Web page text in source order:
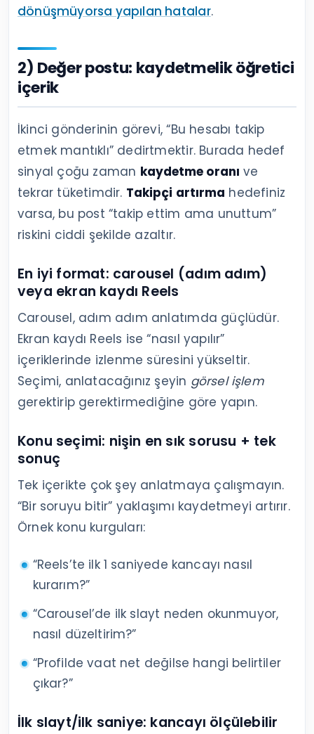
dönüşmüyorsa yapılan hatalar.
2) Değer postu: kaydetmelik öğretici
içerik
İkinci gönderinin görevi, “Bu hesabı takip
etmek mantıklı” dedirtmektir. Burada hedef
sinyal çoğu zaman kaydetme oranı ve
tekrar tüketimdir. Takipçi artırma hedefiniz
varsa, bu post “takip ettim ama unuttum”
riskini ciddi şekilde azaltır.
En iyi format: carousel (adım adım)
veya ekran kaydı Reels
Carousel, adım adım anlatımda güçlüdür.
Ekran kaydı Reels ise “nasıl yapılır”
içeriklerinde izlenme süresini yükseltir.
Seçimi, anlatacağınız şeyin görsel işlem
gerektirip gerektirmediğine göre yapın.
Konu seçimi: nişin en sık sorusu + tek
sonuç
Tek içerikte çok şey anlatmaya çalışmayın.
“Bir soruyu bitir” yaklaşımı kaydetmeyi artırır.
Örnek konu kurguları:
“Reels’te ilk 1 saniyede kancayı nasıl
kurarım?”
“Carousel’de ilk slayt neden okunmuyor,
nasıl düzeltirim?”
“Profilde vaat net değilse hangi belirtiler
çıkar?”
İlk slayt/ilk saniye: kancayı ölçülebilir